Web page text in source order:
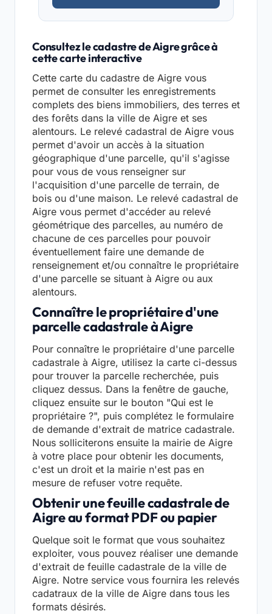
Consultez le cadastre de Aigre grâce à
cette carte interactive
Cette carte du cadastre de Aigre vous
permet de consulter les enregistrements
complets des biens immobiliers, des terres et
des forêts dans la ville de Aigre et ses
alentours. Le relevé cadastral de Aigre vous
permet d'avoir un accès à la situation
géographique d'une parcelle, qu'il s'agisse
pour vous de vous renseigner sur
l'acquisition d'une parcelle de terrain, de
bois ou d'une maison. Le relevé cadastral de
Aigre vous permet d'accéder au relevé
géométrique des parcelles, au numéro de
chacune de ces parcelles pour pouvoir
éventuellement faire une demande de
renseignement et/ou connaître le propriétaire
d'une parcelle se situant à Aigre ou aux
alentours.
Connaître le propriétaire d'une
parcelle cadastrale à Aigre
Pour connaître le propriétaire d'une parcelle
cadastrale à Aigre, utilisez la carte ci-dessus
pour trouver la parcelle recherchée, puis
cliquez dessus. Dans la fenêtre de gauche,
cliquez ensuite sur le bouton "Qui est le
propriétaire ?", puis complétez le formulaire
de demande d'extrait de matrice cadastrale.
Nous solliciterons ensuite la mairie de Aigre
à votre place pour obtenir les documents,
c'est un droit et la mairie n'est pas en
mesure de refuser votre requête.
Obtenir une feuille cadastrale de
Aigre au format PDF ou papier
Quelque soit le format que vous souhaitez
exploiter, vous pouvez réaliser une demande
d'extrait de feuille cadastrale de la ville de
Aigre. Notre service vous fournira les relevés
cadatraux de la ville de Aigre dans tous les
formats désirés.